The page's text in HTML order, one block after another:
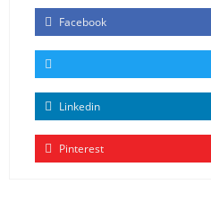
Facebook
Linkedin
Pinterest